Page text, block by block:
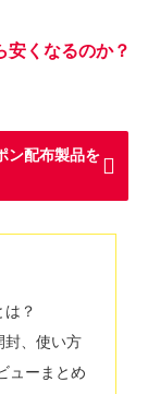
安くなるのか？
ン配布製品を
？
封、使い方
ューまとめ